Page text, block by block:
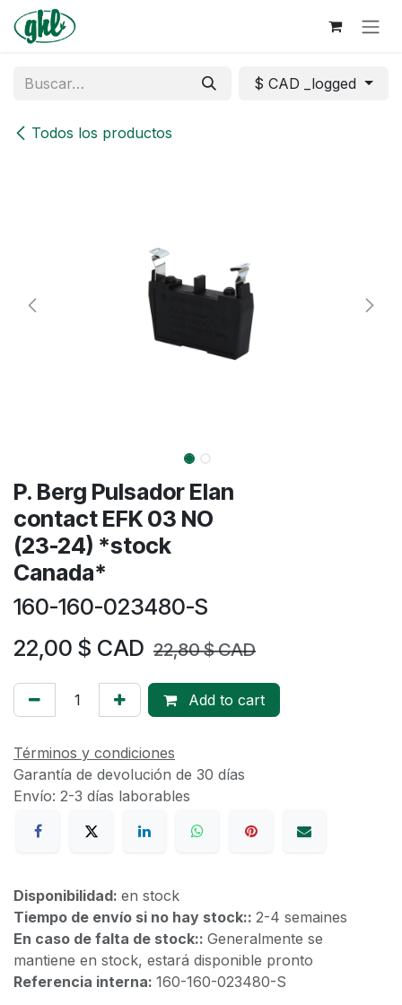
Ir al contenido
Todos los productos
$ CAD _logged
P. Berg Pulsador Elan
contact EFK 03 NO
(23-24) *stock
Canada*
160-160-023480-S
22,00 $ CAD 22,80$ CAD
Add to cart
Términos y condiciones
Garantía de devolución de 30 días
Envío: 2-3 días laborables
Disponibilidad: en stock
Tiempo de envío si no hay stock:: 2-4 semaines
En caso de falta de stock:: Generalmente se
mantiene en stock, estará disponible pronto
Referencia interna: 160-160-023480-S